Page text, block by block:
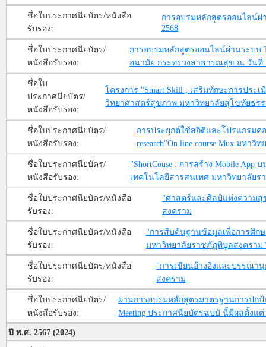
ชื่อใบประกาศนียบัตร/หนังสือ
รับรอง:
การอบรมหลักสูตรออนไลน์ผ่
2568
ชื่อใบประกาศนียบัตร/
หนังสือรับรอง:
การอบรมหลักสูตรออนไลน์ผ่านระบบ
อนามัย กระทรวงสาธารณสุข ณ วันที่
ชื่อใบ
ประกาศนียบัตร/
หนังสือรับรอง:
โครงการ "Smart Skill ; เสริมทักษะการปร
วิทยาศาสตร์สุขภาพ มหาวิทยาลัยสุโขทัยธรร
ชื่อใบประกาศนียบัตร/
หนังสือรับรอง:
การประยุกต์ใช้สถิติและโปรแกรมคอ
research"On line course Mux มหาวิ
ชื่อใบประกาศนียบัตร/
หนังสือรับรอง:
"ShortCouse : การสร้าง Mobile App
เทคโนโลยีสารสนเทศ มหาวิทยาลัย
ชื่อใบประกาศนียบัตร/หนังสือ
รับรอง:
"ศาสตร์และศิลป์แห่งความสุ
สงคราม
ชื่อใบประกาศนียบัตร/หนังสือ
รับรอง:
"การสืบค้นฐานข้อมูลเพื่อการศึกษ
มหาวิทยาลัยราชภัฎพิบูลสงคราม"
ชื่อใบประกาศนียบัตร/หนังสือ
รับรอง:
"การเขียนอ้างอิงและบรรณา
สงคราม
ชื่อใบประกาศนียบัตร/
หนังสือรับรอง:
ผ่านการอบรมหลักสูตรมาตรฐานการปกป้อ
Meeting ประกาศนียบัตรฉบบั นี้มีผลตั้งแต่
ปี พ.ศ. 2567 (2024)